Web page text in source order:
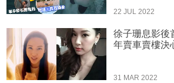
22 JUL 2022
徐子珊息影後
年賣車賣樓決
31 MAR 2022